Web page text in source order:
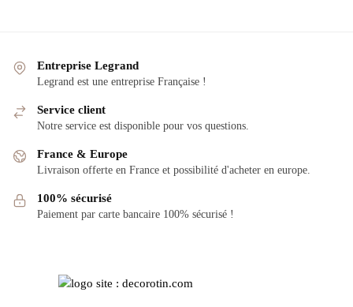
Entreprise Legrand
Legrand est une entreprise Française !
Service client
Notre service est disponible pour vos questions.
France & Europe
Livraison offerte en France et possibilité d'acheter en europe.
100% sécurisé
Paiement par carte bancaire 100% sécurisé !